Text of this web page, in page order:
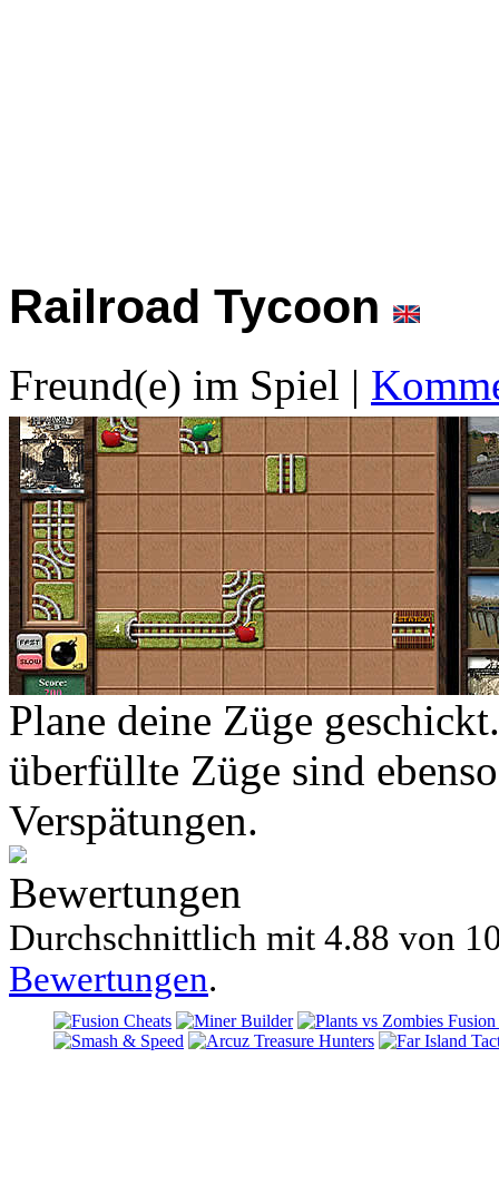
Railroad Tycoon
Freund(e) im Spiel |
Plane deine Züge
überfüllte Züge sind
Verspätungen.
Bewertungen
Durchschnittlich mit 4.88 von
Bewertungen.